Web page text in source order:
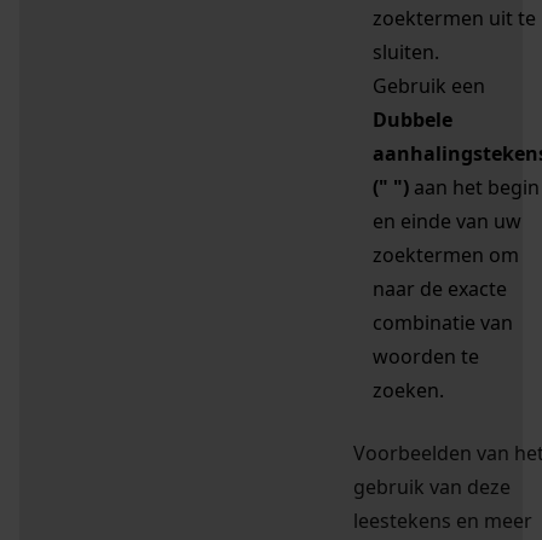
zoektermen uit te
sluiten.
Gebruik een
Dubbele
(" ") aan het begin
en einde van uw
zoektermen om
naar de exacte
combinatie van
woorden te
zoeken.
Voorbeelden van
gebruik van deze
leestekens en meer